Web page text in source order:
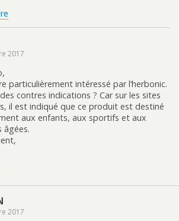
2017
particulièrement intéressé par l’herbonic.
contres indications ? Car sur les sites
il est indiqué que ce produit est destiné
aux enfants, aux sportifs et aux
âgées.
2017